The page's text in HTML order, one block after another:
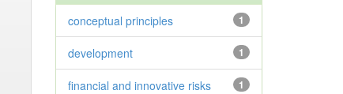
1
conceptual principles
1
development
1
financial and innovative risks